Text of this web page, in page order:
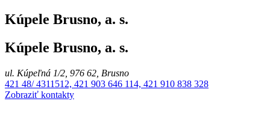
Kúpele Brusno, a. s.
Kúpele Brusno, a. s.
ul. Kúpeľná 1/2, 976 62, Brusno
421 48/ 4311512, 421 903 646 114, 421 910 838 328
Zobraziť kontakty